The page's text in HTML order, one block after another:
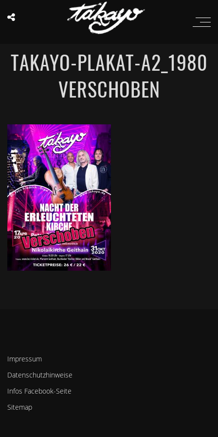
TAKAYO-PLAKAT-A2_1980
VERSCHOBEN
Impressum
Datenschutzhinweise
Infos Facebook-Seite
Sitemap